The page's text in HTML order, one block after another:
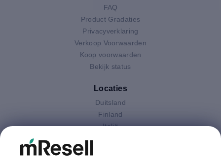
FAQ
Product Gradaties
Privacyverklaring
Verkoop Voorwaarden
Koop voorwaarden
Bekijk status
Locaties
Duitsland
Finland
Italië